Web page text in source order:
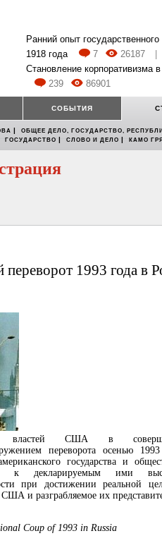
Ранний опыт
1918 года
7 26187
Становление корпоративизма
239
86901
СОБЫТИЯ
| ОБЩЕЕ ДЕЛО, ГОСУДАРСТВО,
ГОСУДАРСТВО | СЛОВО И ДЕЛО | КАМО
1993 года в
властей США в
переворота осенью 1993
государства и
к декларируемым ими
при достижении реальной
и разграбляемое их
Coup of 1993 in Russia